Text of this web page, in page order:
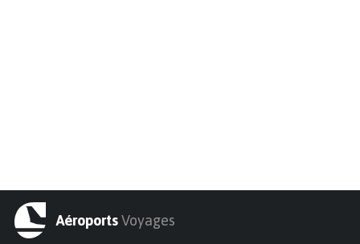
AéroportsVoyages